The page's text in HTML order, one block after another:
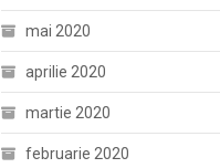
mai 2020
aprilie 2020
martie 2020
februarie 2020